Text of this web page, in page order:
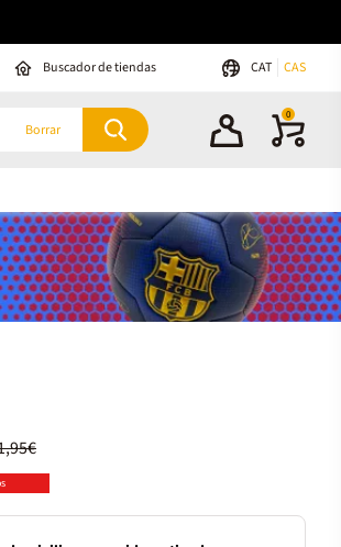
Buscador de tiendas CAT CAS
Borrar
0